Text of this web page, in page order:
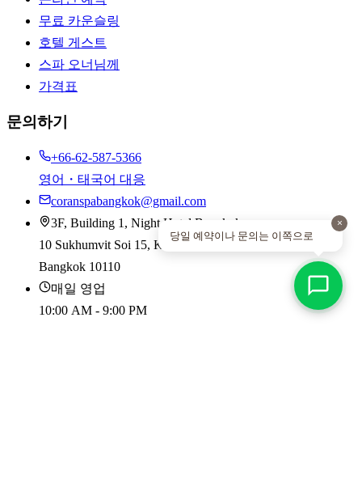
무료 카운슬링
호텔 게스트
스파 오너님께
가격표
문의하기
+66-62-587-5366
영어・태국어 대응
coranspabangkok@gmail.com
3F, Building 1, Night Hotel Bangkok
10 Sukhumvit Soi 15, Klongtoey-nua, Wattana
Bangkok 10110
매일 영업
10:00 AM - 9:00 PM
당일 예약이나 문의는 이쪽으로
×